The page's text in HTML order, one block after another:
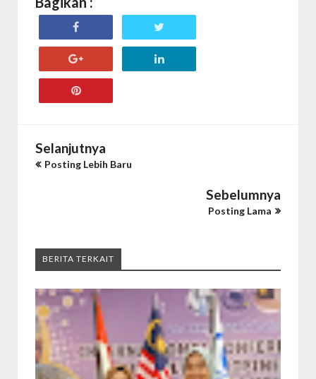
Selanjutnya
Posting Lebih Baru
Sebelumnya
Posting Lama
BERITA TERKAIT